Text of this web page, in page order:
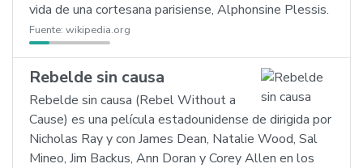
vida de una cortesana parisiense, Alphonsine Plessis.
Fuente: wikipedia.org
Rebelde sin causa
Rebelde sin causa (Rebel Without a
Cause) es una película estadounidense de dirigida por
Nicholas Ray y con James Dean, Natalie Wood, Sal
Mineo, Jim Backus, Ann Doran y Corey Allen en los